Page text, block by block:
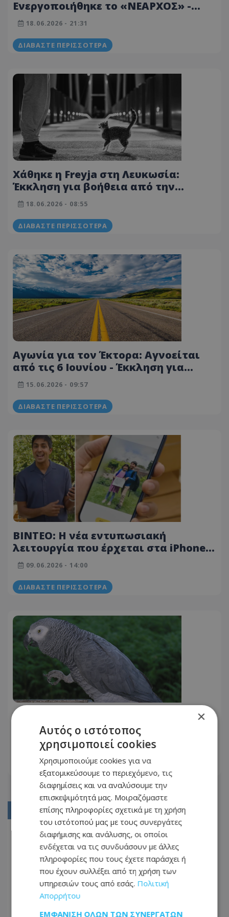
Ενεργοποιήθηκε το «ΝΕΑΡΧΟΣ» -
Καλούσαν σε βοήθεια - Σώθηκε η μία
και πνίγηκαν οι δύο 20χρονες
18.06.2026 - 21:31
ΔΙΑΒΆΣΤΕ ΠΕΡΙΣΣΌΤΕΡΑ
Χάθηκε η Freyja στη Λευκωσία:
Έκκληση για βοήθεια από την
οικογένειά της - Φωτογραφία
18.06.2026 - 08:55
ΔΙΑΒΆΣΤΕ ΠΕΡΙΣΣΌΤΕΡΑ
Αγωνία για τον Έκτορα: Αγνοείται
από τις 6 Ιουνίου - Έκκληση για
βοήθεια, προσφέρεται αμοιβή
15.06.2026 - 09:57
ΔΙΑΒΆΣΤΕ ΠΕΡΙΣΣΌΤΕΡΑ
ΒΙΝΤΕΟ: Η νέα εντυπωσιακή
λειτουργία που έρχεται στα iPhone –
Επεξεργασία φωτογραφιών με τη
βοήθεια του AI
09.06.2026 - 14:00
ΔΙΑΒΆΣΤΕ ΠΕΡΙΣΣΌΤΕΡΑ
Χάθηκε ο «Loulou» στην Πάφο:
Έκκληση για βοήθεια στα social
media - Φωτογραφία
26.05.2026 - 08:45
ΔΙΑΒΆΣΤΕ ΠΕΡΙΣΣΌΤΕΡΑ
01
02
03
04
05
×
Αυτός ο ιστότοπος
χρησιμοποιεί cookies
Χρησιμοποιούμε cookies για να
εξατομικεύσουμε το περιεχόμενο, τις
διαφημίσεις και να αναλύσουμε την
επισκεψιμότητά μας. Μοιραζόμαστε
επίσης πληροφορίες σχετικά με τη χρήση
του ιστότοπού μας με τους συνεργάτες
διαφήμισης και ανάλυσης, οι οποίοι
ενδέχεται να τις συνδυάσουν με άλλες
πληροφορίες που τους έχετε παράσχει ή
που έχουν συλλέξει από τη χρήση των
υπηρεσιών τους από εσάς. Πολιτική
Απορρήτου
ΕΜΦΆΝΙΣΗ ΌΛΩΝ ΤΩΝ ΣΥΝΕΡΓΑΤΏΝ